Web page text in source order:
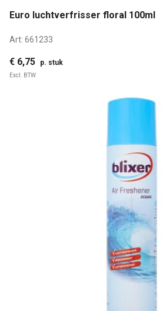
Euro luchtverfrisser floral 100ml
Art: 661233
€ 6,75 p. stuk
Excl. BTW